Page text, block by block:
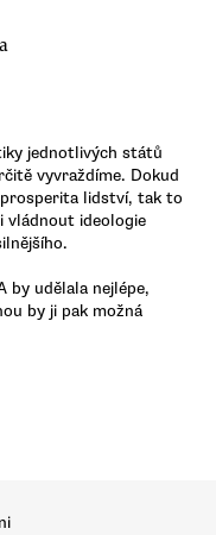
jednotlivých států
vyvraždíme. Dokud
prosperita lidství, tak to
vládnout ideologie
by udělala nejlépe,
by ji pak možná